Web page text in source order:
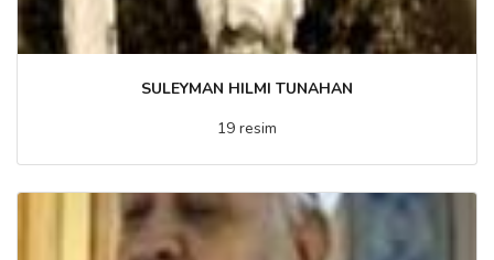
SULEYMAN HILMI TUNAHAN
19 resim